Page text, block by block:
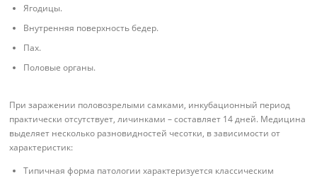
Ягодицы.
Внутренняя поверхность бедер.
Пах.
Половые органы.
При заражении половозрелыми самками, инкубационный период
практически отсутствует, личинками – составляет 14 дней. Медицина
выделяет несколько разновидностей чесотки, в зависимости от
характеристик:
Типичная форма патологии характеризуется классическим